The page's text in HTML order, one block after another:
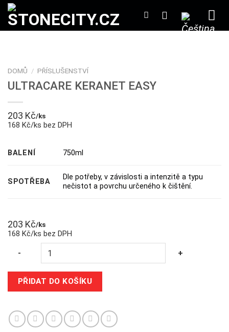
Přeskočit
obsah
DOMŮ / PŘÍSLUŠENSTVÍ
ULTRACARE KERANET EASY
203 Kč/ks
168 Kč/ks bez DPH
BALENÍ 750ml
SPOTŘEBA
Dle potřeby, v závislosti a intenzitě a typu
nečistot a povrchu určeného k čištění.
203 Kč/ks
168 Kč/ks bez DPH
- +
PŘIDAT DO KOŠÍKU